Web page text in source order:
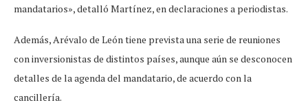
mandatarios», detalló Martínez, en declaraciones a periodistas.
Además, Arévalo de León tiene prevista una serie de reuniones
con inversionistas de distintos países, aunque aún se desconocen
detalles de la agenda del mandatario, de acuerdo con la
cancillería.